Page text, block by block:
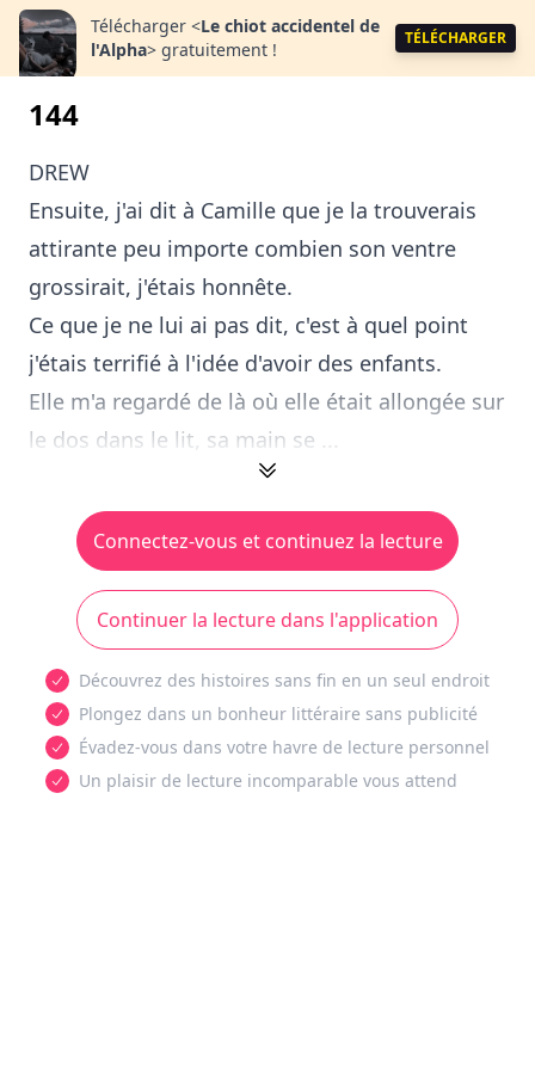
Télécharger <Le chiot accidentel de
l'Alpha> gratuitement !
TÉLÉCHARGER
144
DREW
Ensuite, j'ai dit à Camille que je la trouverais
attirante peu importe combien son ventre
grossirait, j'étais honnête.
Ce que je ne lui ai pas dit, c'est à quel point
j'étais terrifié à l'idée d'avoir des enfants.
Elle m'a regardé de là où elle était allongée sur
le dos dans le lit, sa main se ...
Connectez-vous et continuez la lecture
Continuer la lecture dans l'application
Découvrez des histoires sans fin en un seul endroit
Plongez dans un bonheur littéraire sans publicité
Évadez-vous dans votre havre de lecture personnel
Un plaisir de lecture incomparable vous attend